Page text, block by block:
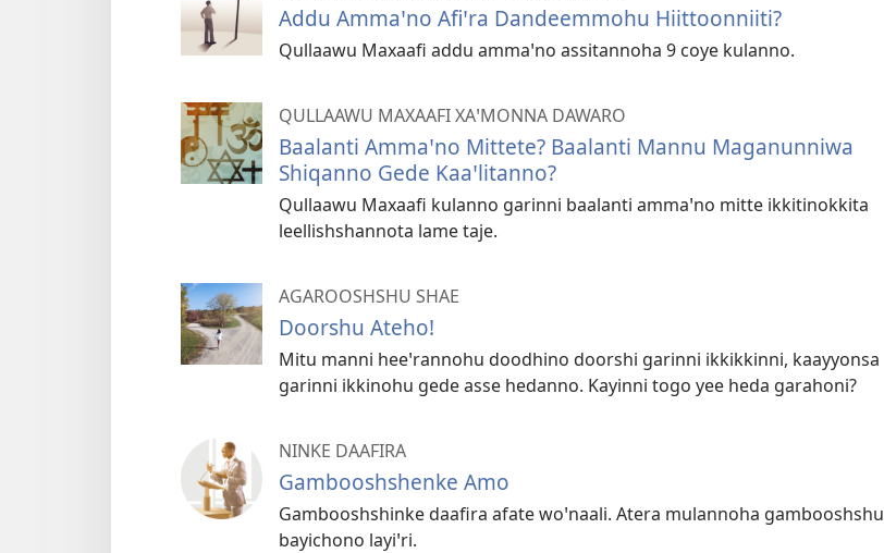
Addu Ammaꞌno Afiꞌra Dandeemmohu Hiittoonniiti?
Qullaawu Maxaafi addu ammaꞌno assitannoha 9 coye kulanno.
QULLAAWU MAXAAFI XAꞌMONNA DAWARO
Baalanti Ammaꞌno Mittete? Baalanti Mannu Maganunniwa
Shiqanno Gede Kaaꞌlitanno?
Qullaawu Maxaafi kulanno garinni baalanti ammaꞌno mitte ikkitinokkita
leellishshannota lame taje.
AGAROOSHSHU SHAE
Doorshu Ateho!
Mitu manni heeꞌrannohu doodhino doorshi garinni ikkikkinni, kaayyonsa
garinni ikkinohu gede asse hedanno. Kayinni togo yee heda garahoni?
NINKE DAAFIRA
Gambooshshenke Amo
Gambooshshinke daafira afate woꞌnaali. Atera mulannoha gambooshshu
bayichono layiꞌri.